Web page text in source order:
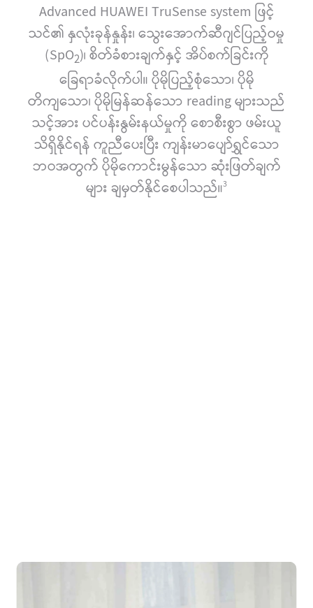
Advanced HUAWEI TruSense system ဖြင့်
သင်၏ နှလုံးခုန်နှုန်း၊ သွေးအောက်ဆီဂျင်ပြည့်ဝမှု
(SpO2)၊ စိတ်ခံစားချက်နှင့် အိပ်စက်ခြင်းကို
ခြေရာခံလိုက်ပါ။ ပိုမိုပြည့်စုံသော၊ ပိုမို
တိကျသော၊ ပိုမိုမြန်ဆန်သော reading များသည်
သင့်အား ပင်ပန်းနွမ်းနယ်မှုကို စောစီးစွာ ဖမ်းယူ
သိရှိနိုင်ရန် ကူညီပေးပြီး ကျန်းမာပျော်ရွှင်သော
ဘဝအတွက် ပိုမိုကောင်းမွန်သော ဆုံးဖြတ်ချက်
များ ချမှတ်နိုင်စေပါသည်။3